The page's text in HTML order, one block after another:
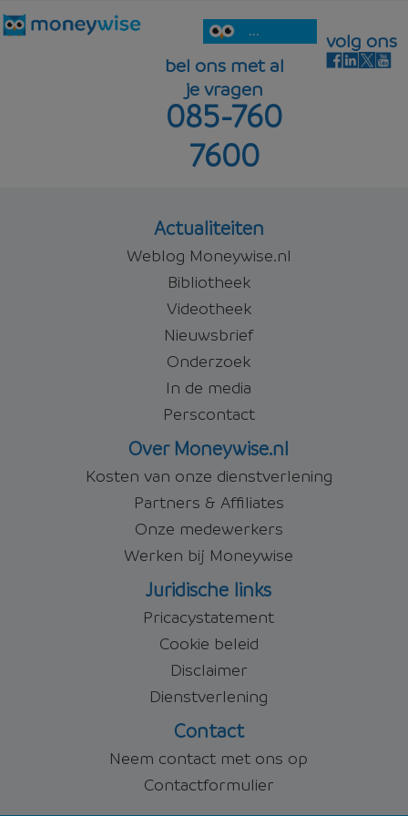
...
bel ons met al
je vragen
085-760
7600
volg ons
Actualiteiten
Weblog Moneywise.nl
Bibliotheek
Videotheek
Nieuwsbrief
Onderzoek
In de media
Perscontact
Over Moneywise.nl
Kosten van onze dienstverlening
Partners & Affiliates
Onze medewerkers
Werken bij Moneywise
Juridische links
Pricacystatement
Cookie beleid
Disclaimer
Dienstverlening
Contact
Neem contact met ons op
Contactformulier